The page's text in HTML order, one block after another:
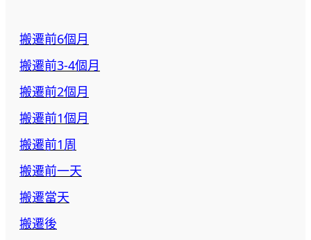
搬遷前6個月
搬遷前3-4個月
搬遷前2個月
搬遷前1個月
搬遷前1周
搬遷前一天
搬遷當天
搬遷後